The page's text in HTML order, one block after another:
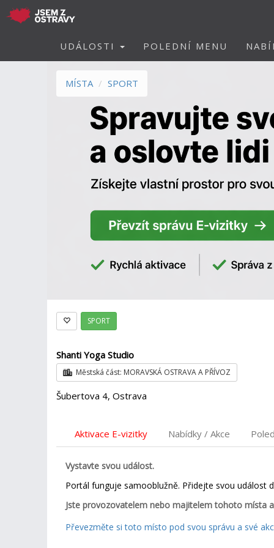
UDÁLOSTI POLEDNÍ MENU
MÍSTA SPORT
SPORT
Shanti Yoga Studio
Městská část: MORAVSKÁ OSTRAVA A PŘÍVOZ
Šubertova 4, Ostrava
Aktivace E-vizitky Nabídky / Akce
Vystavte svou událost.
Portál funguje samooblužně. Přidejte svou událost
Jste provozovatelem nebo majitelem tohoto místa
Převezměte si toto místo pod svou správu a své